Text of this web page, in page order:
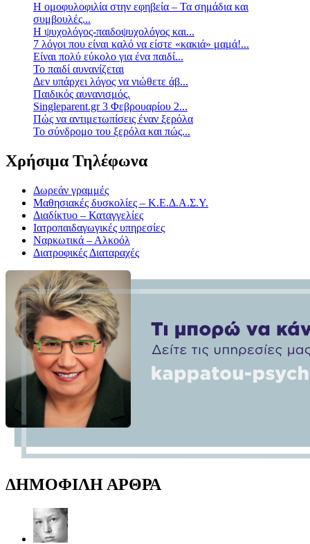
Η ομοφυλοφιλία στην εφηβεία – Τα σημάδια και
συμβουλές...
Η ψυχολόγος-παιδοψυχολόγος και...
7 λόγοι που είναι καλό να είστε «κακιά» μαμά!...
Είναι πολύ εύκολο για ένα παιδί...
Το παιδί αυνανίζεται
Δεν υπάρχει λόγος να νιώθετε άβ...
Παιδικός αυνανισμός.
Singleparent.gr 3 Φεβρουαρίου 2...
Πώς να αντιμετωπίσεις έναν ξερόλα
Το σύνδρομο του ξερόλα και πώς...
Χρήσιμα Τηλέφωνα
Δωρεάν γραμμές
Μαθησιακές δυσκολίες – Κ.Ε.Δ.Α.Σ.Υ.
Διαδίκτυο – Καταγγελίες
Ιατροπαιδαγωγικές υπηρεσίες
Ναρκωτικά – Αλκοόλ
Διατροφικές Διαταραχές
ΔΗΜΟΦΙΛΗ ΑΡΘΡΑ